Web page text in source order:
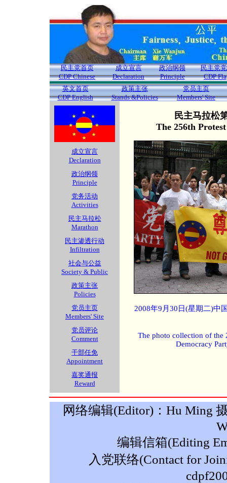
民主党首页
CDP Chinese
成立宣言
Declaration
政治纲领
Principle
民主党
CDP
英文首页
CDP English
政策主张
Stands &Policies
党员主页
Members' Site
成立宣言
Declaration
政治纲领
Principle
党务活动
Activities
民主马拉松
Marathon
民主渗透行动
Infiltration
社会与公益
Society & Public
政策主张
Policies
党员主页
Members' Site
党员评论
Comment
干部任免
Appointment
嘉奖通报
Reward
民主马拉松
The 256th
2008年9月30日(星期二)中
The photo collection of the
Democracy
网络编辑(Editor)：Hu Ming
编辑信箱(Editing
入党联络(Contact for